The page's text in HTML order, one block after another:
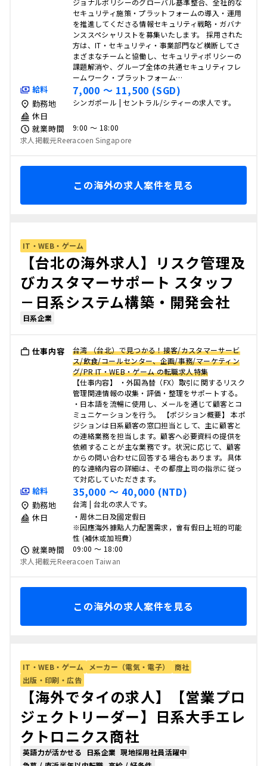
ジョナルポリシーのグローバル基準整合、全社的な
セキュリティ施策・プラットフォームの導入・運用
を推進してくださる情報セキュリティ戦略・ガバナ
ンススペシャリストを募集いたします。 採用された
方は、IT・セキュリティ・事業部門など横断してさ
まざまなチームと協働し、セキュリティポリシーの
課題解消や、グループ全体の共通セキュリティフレ
ームワーク・プラットフォーム…
給料 7,000 〜 11,500 (SGD)
勤務地 シンガポール | セントラル/シティーの求人です。
休日
就業時間
9:00 〜 18:00
求人掲載元Reeracoen Singapore
この海外の求人案件を見る
IT・WEB・ゲーム
【台北の海外求人】リスク管理及
びカスタマーサポート スタッフ
－日系システム構築・開発会社
日系企業
仕事内容
台湾 （台北）で見つかる！接客/カスタマーサービ
ス/飲食/コールセンター、企画/事務/マーケティン
グ/PR IT・WEB・ゲーム の転職求人特集
【仕事内容】 ・外国為替（FX）取引に関するリスク
管理関連情報の収集・評価・整理をサポートする。
・日本語を流暢に使用し、メールを通じて顧客とコ
ミュニケーションを行う。 【ポジション概要】 本ポ
ジションは日系顧客の窓口担当として、主に顧客と
の連絡業務を担当します。顧客へ必要資料の提供を
依頼することが主な業務です。状況に応じて、顧客
からの問い合わせに回答する場合もあります。具体
的な連絡内容の詳細は、その都度上司の指示に従っ
て対応していただきます。
給料 35,000 〜 40,000 (NTD)
勤務地 台湾 | 台北の求人です。
休日
・周休二日及國定假日
※因應海外據點人力配置需求，會有假日上班的可能
性 (補休或加班費）
就業時間
09:00 〜 18:00
求人掲載元Reeracoen Taiwan
この海外の求人案件を見る
IT・WEB・ゲーム メーカー（電気・電子）
商社
出版・印刷・広告
【海外でタイの求人】【営業プロ
ジェクトリーダー】日系大手エレ
クトロニクス商社
英語力が活かせる 日系企業 現地採用社員活躍中